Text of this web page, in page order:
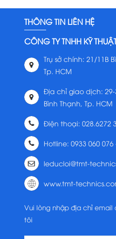
THÔNG TIN LIÊN HỆ
CÔNG TY TNHH KỸ
Trụ sở chính: 21/11B
Tp. HCM
Địa chỉ giao dịch: 29-
Bình Thạnh, Tp. HCM
Điện thoại: 028.6272
Hotline: 0933 060 076
leducloi@tmt-
www.tmt-
Vui lòng nhập địa chỉ email
tôi